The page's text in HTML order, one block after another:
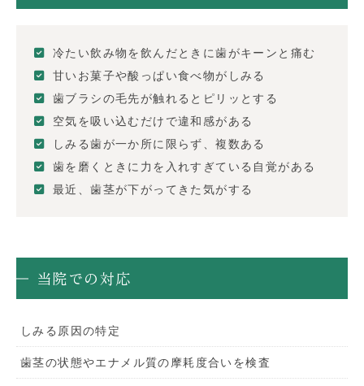
冷たい飲み物を飲んだときに歯がキーンと痛む
甘いお菓子や酸っぱい食べ物がしみる
歯ブラシの毛先が触れるとピリッとする
空気を吸い込むだけで違和感がある
しみる歯が一か所に限らず、複数ある
歯を磨くときに力を入れすぎている自覚がある
最近、歯茎が下がってきた気がする
当院での対応
しみる原因の特定
歯茎の状態やエナメル質の摩耗度合いを検査